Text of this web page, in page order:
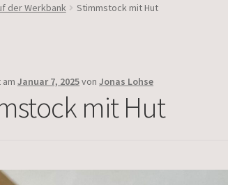
der Werkbank Stimmstock mit Hut
amJanuar 7, 2025vonJonas Lohse
mit Hut